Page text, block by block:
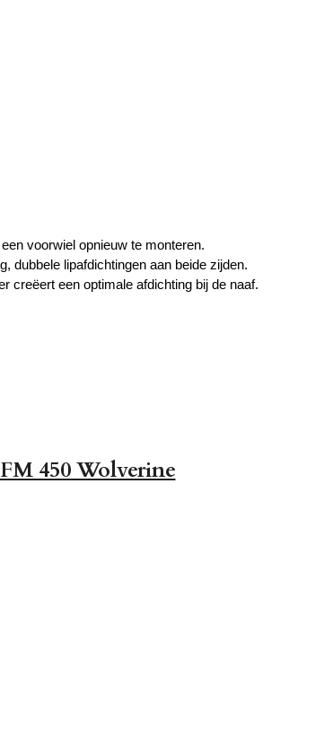
voorwiel opnieuw te monteren.
dubbele lipafdichtingen aan beide zijden.
creëert een optimale afdichting bij de naaf.
450 Wolverine